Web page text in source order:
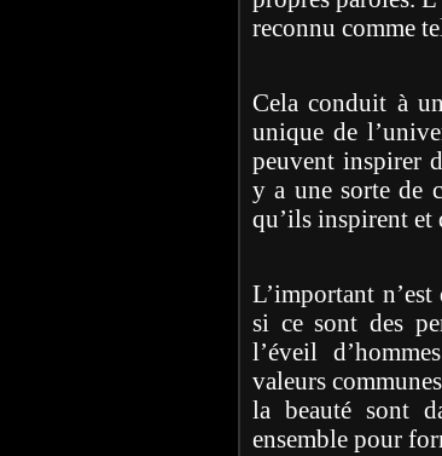
reconnu comme
Cela conduit à
unique de
peuvent inspirer
y a une sorte de
qu’ils inspirent et
L’important
si ce sont des
l’éveil
valeurs
la beauté sont
ensemble pour